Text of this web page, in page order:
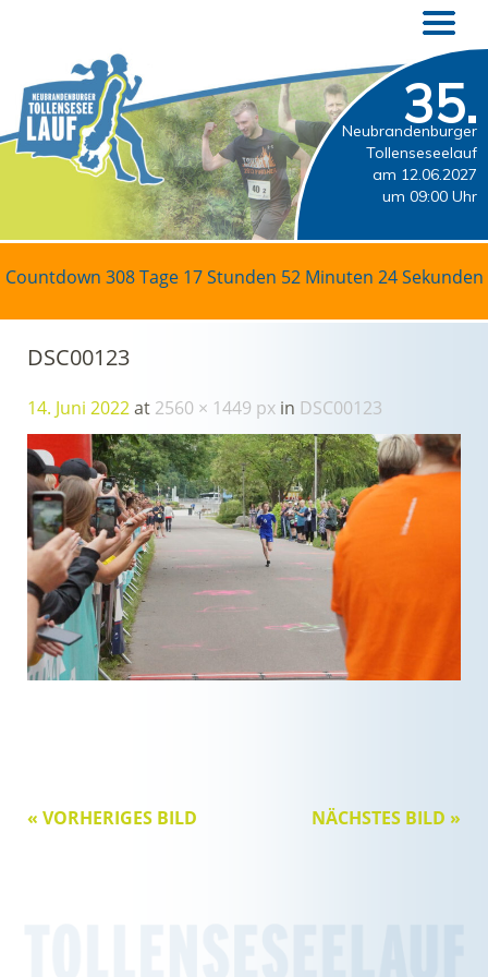
35.
Neubrandenburger
Tollenseseelauf
am 12.06.2027
um 09:00 Uhr
Countdown 308 Tage 17 Stunden 52 Minuten 24 Sekunden
DSC00123
14. Juni 2022at 2560 × 1449 px in DSC00123
« VORHERIGES BILD NÄCHSTES BILD »